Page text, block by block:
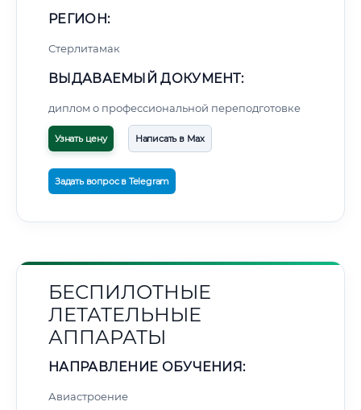
РЕГИОН:
Стерлитамак
ВЫДАВАЕМЫЙ ДОКУМЕНТ:
диплом о профессиональной переподготовке
Узнать цену Написать в Max
Задать вопрос в Telegram
БЕСПИЛОТНЫЕ
ЛЕТАТЕЛЬНЫЕ
АППАРАТЫ
НАПРАВЛЕНИЕ ОБУЧЕНИЯ:
Авиастроение